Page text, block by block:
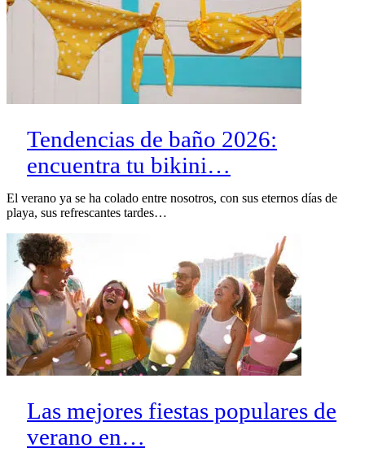
Tendencias de baño 2026:
encuentra tu bikini…
El verano ya se ha colado entre nosotros, con sus eternos días de
playa, sus refrescantes tardes…
Las mejores fiestas populares de
verano en…